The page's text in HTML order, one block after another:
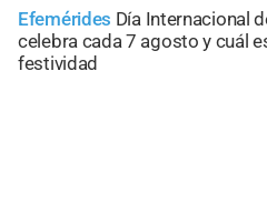
Efemérides Día Internacional
celebra cada 7 agosto y cuál
festividad